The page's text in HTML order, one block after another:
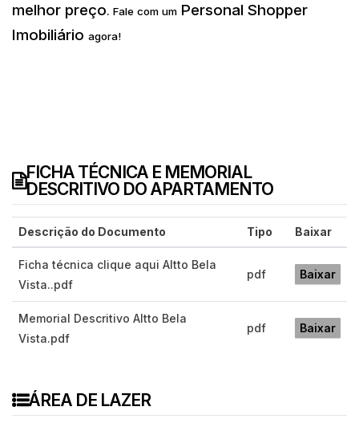
melhor preço. Fale com um Personal Shopper
Imobiliário agora!
FICHA TÉCNICA E MEMORIAL
DESCRITIVO DO APARTAMENTO
Descrição do Documento Tipo Baixar
Ficha técnica clique aqui Altto Bela
Vista..pdf
pdf Baixar
Memorial Descritivo Altto Bela
Vista.pdf
pdf Baixar
ÁREA DE LAZER